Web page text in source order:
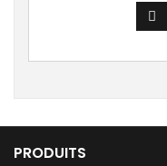

PRODUITS